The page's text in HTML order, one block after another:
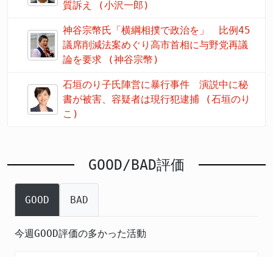
質訴え (小沢一郎)
神谷宗幣氏「横綱相撲で政治を」 比例45
議席削減法案めぐり高市首相に与野党再議
論を要求 (神谷宗幣)
石垣のり子氏陣営に暴行事件 演説中に秘
書が被害、容疑者は現行犯逮捕 (石垣のり
こ)
GOOD/BAD評価
GOOD BAD
今週GOOD評価の多かった活動